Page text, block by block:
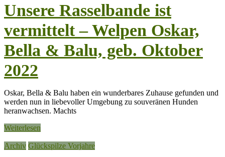
Unsere Rasselbande ist
vermittelt – Welpen Oskar,
Bella & Balu, geb. Oktober
2022
Oskar, Bella & Balu haben ein wunderbares Zuhause gefunden und
werden nun in liebevoller Umgebung zu souveränen Hunden
heranwachsen. Machts
Weiterlesen
Archiv Glückspilze Vorjahre